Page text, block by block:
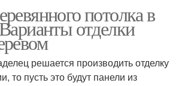
потолка в
отделки
решается производить отделку
то пусть это будут панели из